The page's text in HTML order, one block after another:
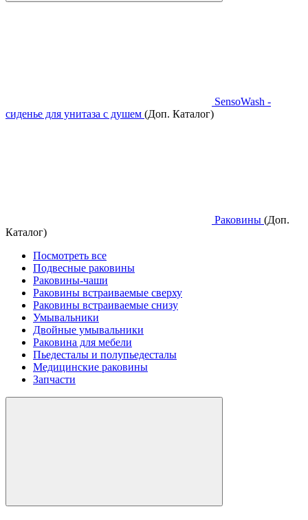
SensoWash -
сиденье для унитаза с душем (Доп. Каталог)
Раковины (Доп.
Каталог)
Посмотреть все
Подвесные раковины
Раковины-чаши
Раковины встраиваемые сверху
Раковины встраиваемые снизу
Умывальники
Двойные умывальники
Раковина для мебели
Пьедесталы и полупьедесталы
Медицинские раковины
Запчасти